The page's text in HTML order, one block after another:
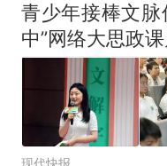
青少年接棒文脉
中”网络大思政